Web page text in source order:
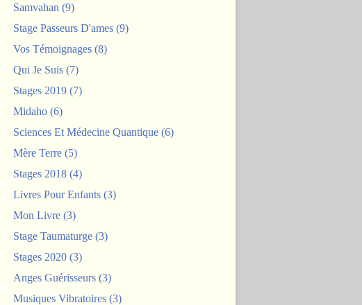
Samvahan (9)
Stage Passeurs D'ames (9)
Vos Témoignages (8)
Qui Je Suis (7)
Stages 2019 (7)
Midaho (6)
Sciences Et Médecine Quantique (6)
Mère Terre (5)
Stages 2018 (4)
Livres Pour Enfants (3)
Mon Livre (3)
Stage Taumaturge (3)
Stages 2020 (3)
Anges Guérisseurs (3)
Musiques Vibratoires (3)